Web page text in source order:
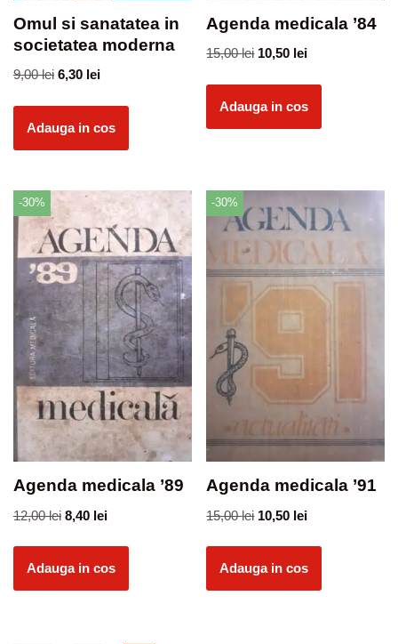
Omul si sanatatea in
societatea moderna
9,00lei 6,30 lei
Adauga in cos
Agenda medicala ’84
15,00lei 10,50 lei
Adauga in cos
-30%
Agenda medicala ’89
12,00lei 8,40 lei
Adauga in cos
-30%
Agenda medicala ’91
15,00lei 10,50 lei
Adauga in cos